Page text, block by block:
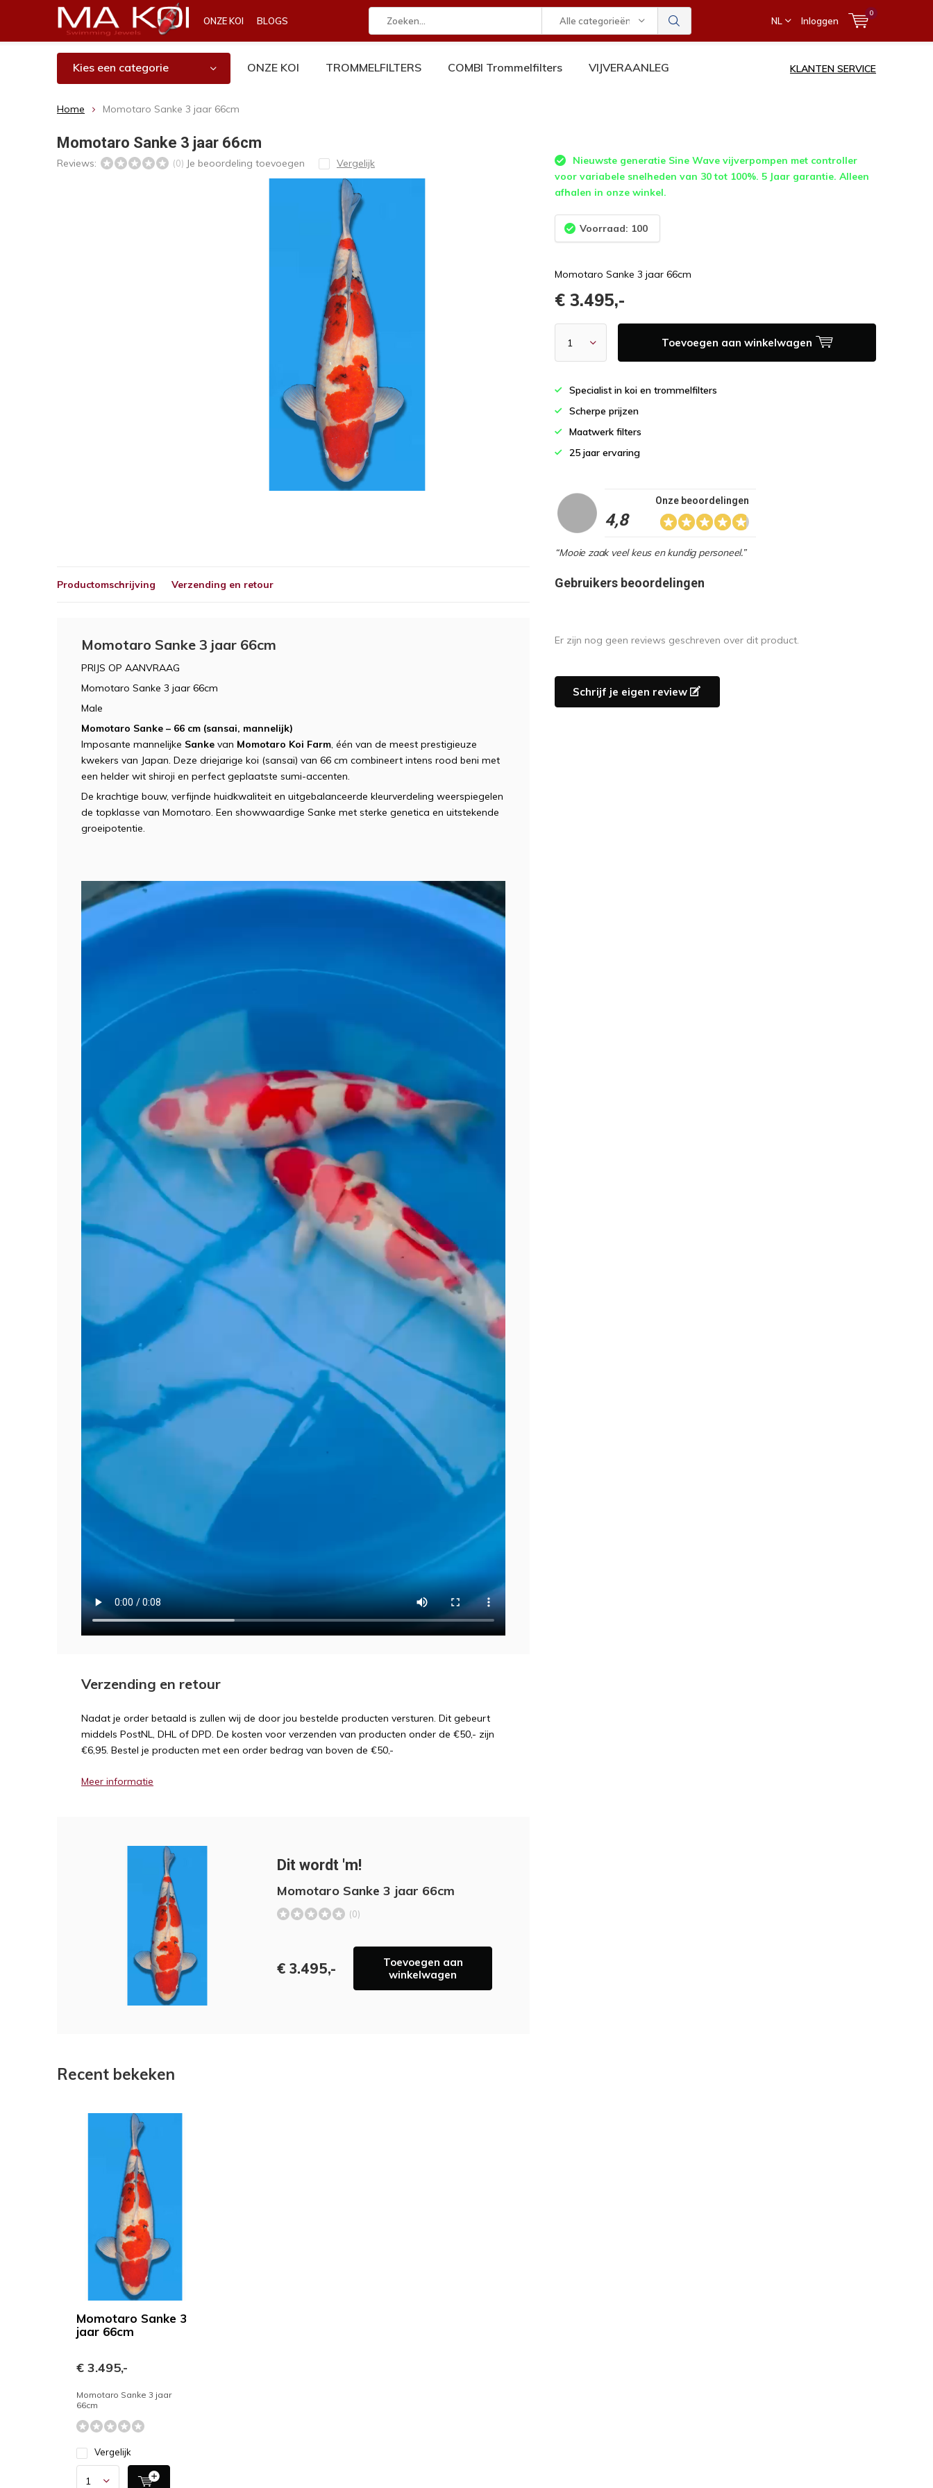
ONZE KOI BLOGS Alle categorieën NL Inloggen
0
Kies een categorie ONZE KOI TROMMELFILTERS COMBI Trommelfilters VIJVERAANLEG KLANTEN SERVICE
Home Momotaro Sanke 3 jaar 66cm
Momotaro Sanke 3 jaar 66cm
Reviews: (0) Je beoordeling toevoegen Vergelijk
Nieuwste generatie Sine Wave vijverpompen met controller
voor variabele snelheden van 30 tot 100%. 5 Jaar garantie. Alleen
afhalen in onze winkel.
Voorraad: 100
Momotaro Sanke 3 jaar 66cm
€ 3.495,-
Toevoegen aan winkelwagen
Specialist in koi en trommelfilters
Scherpe prijzen
Maatwerk filters
25 jaar ervaring
4,8
Onze beoordelingen
“Mooie zaak veel keus en kundig personeel.”
Productomschrijving Verzending en retour
Momotaro Sanke 3 jaar 66cm
PRIJS OP AANVRAAG
Momotaro Sanke 3 jaar 66cm
Male
Momotaro Sanke – 66 cm (sansai, mannelijk)
Imposante mannelijke Sanke van Momotaro Koi Farm, één van de meest prestigieuze
kwekers van Japan. Deze driejarige koi (sansai) van 66 cm combineert intens rood beni met
een helder wit shiroji en perfect geplaatste sumi-accenten.
De krachtige bouw, verfijnde huidkwaliteit en uitgebalanceerde kleurverdeling weerspiegelen
de topklasse van Momotaro. Een showwaardige Sanke met sterke genetica en uitstekende
groeipotentie.
Verzending en retour
Nadat je order betaald is zullen wij de door jou bestelde producten versturen. Dit gebeurt
middels PostNL, DHL of DPD. De kosten voor verzenden van producten onder de €50,- zijn
€6,95. Bestel je producten met een order bedrag van boven de €50,-
Meer informatie
Dit wordt 'm!
Momotaro Sanke 3 jaar 66cm
(0)
€ 3.495,-
Toevoegen aan
winkelwagen
Gebruikers beoordelingen
Er zijn nog geen reviews geschreven over dit product.
Schrijf je eigen review
Recent bekeken
Momotaro Sanke 3
jaar 66cm
€ 3.495,-
Momotaro Sanke 3 jaar
66cm
Vergelijk